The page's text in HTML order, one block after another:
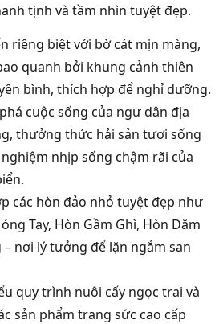
tịnh và tầm nhìn tuyệt đẹp.
riêng biệt với bờ cát mịn màng,
quanh bởi khung cảnh thiên
bình, thích hợp để nghỉ dưỡng.
cuộc sống của ngư dân địa
thưởng thức hải sản tươi sống
nhịp sống chậm rãi của
các hòn đảo nhỏ tuyệt đẹp như
Tay, Hòn Gầm Ghì, Hòn Dăm
– nơi lý tưởng để lặn ngắm san
quy trình nuôi cấy ngọc trai và
sản phẩm trang sức cao cấp